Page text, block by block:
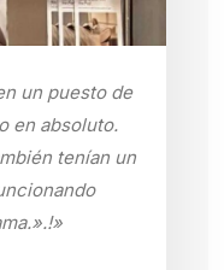
un puesto de
en absoluto.
tenían un